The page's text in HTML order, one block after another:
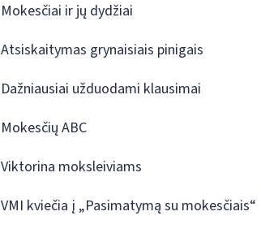
Mokesčiai ir jų dydžiai
Atsiskaitymas grynaisiais pinigais
Dažniausiai užduodami klausimai
Mokesčių ABC
Viktorina moksleiviams
VMI kviečia į „Pasimatymą su mokesčiais“